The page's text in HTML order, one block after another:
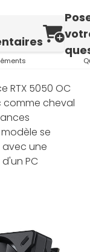
RTX 5050 OC
comme cheval
se
une
PC